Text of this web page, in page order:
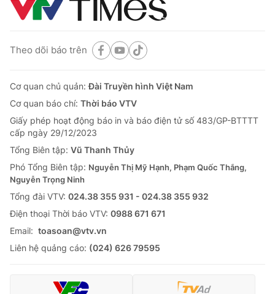
Theo dõi báo trên
Cơ quan chủ quản:Đài Truyền hình Việt Nam
Cơ quan báo chí: Thời báo VTV
Giấy phép hoạt động báo in và báo điện tử số 483/GP-BTTTT
cấp ngày 29/12/2023
Tổng Biên tập: Vũ Thanh Thủy
Phó Tổng Biên tập: Nguyễn Thị Mỹ Hạnh, Phạm Quốc Thắng,
Nguyễn Trọng Ninh
Tổng đài VTV: 024.38 355 931 - 024.38 355 932
Ðiện thoại Thời báo VTV: 0988 671 671
Email: toasoan@vtv.vn
Liên hệ quảng cáo: (024) 626 79595